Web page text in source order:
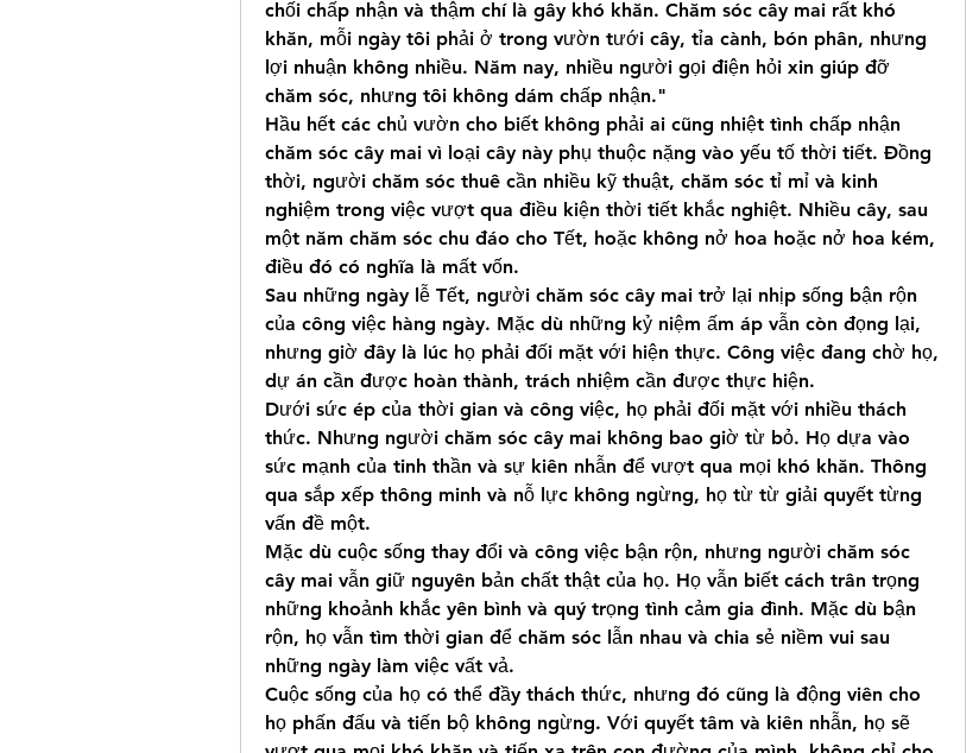
chối chấp nhận và thậm chí là gây khó khăn. Chăm sóc cây mai rất khó
khăn, mỗi ngày tôi phải ở trong vườn tưới cây, tỉa cành, bón phân, nhưng
lợi nhuận không nhiều. Năm nay, nhiều người gọi điện hỏi xin giúp đỡ
chăm sóc, nhưng tôi không dám chấp nhận."
Hầu hết các chủ vườn cho biết không phải ai cũng nhiệt tình chấp nhận
chăm sóc cây mai vì loại cây này phụ thuộc nặng vào yếu tố thời tiết. Đồng
thời, người chăm sóc thuê cần nhiều kỹ thuật, chăm sóc tỉ mỉ và kinh
nghiệm trong việc vượt qua điều kiện thời tiết khắc nghiệt. Nhiều cây, sau
một năm chăm sóc chu đáo cho Tết, hoặc không nở hoa hoặc nở hoa kém,
điều đó có nghĩa là mất vốn.
Sau những ngày lễ Tết, người chăm sóc cây mai trở lại nhịp sống bận rộn
của công việc hàng ngày. Mặc dù những kỷ niệm ấm áp vẫn còn đọng lại,
nhưng giờ đây là lúc họ phải đối mặt với hiện thực. Công việc đang chờ họ,
dự án cần được hoàn thành, trách nhiệm cần được thực hiện.
Dưới sức ép của thời gian và công việc, họ phải đối mặt với nhiều thách
thức. Nhưng người chăm sóc cây mai không bao giờ từ bỏ. Họ dựa vào
sức mạnh của tinh thần và sự kiên nhẫn để vượt qua mọi khó khăn. Thông
qua sắp xếp thông minh và nỗ lực không ngừng, họ từ từ giải quyết từng
vấn đề một.
Mặc dù cuộc sống thay đổi và công việc bận rộn, nhưng người chăm sóc
cây mai vẫn giữ nguyên bản chất thật của họ. Họ vẫn biết cách trân trọng
những khoảnh khắc yên bình và quý trọng tình cảm gia đình. Mặc dù bận
rộn, họ vẫn tìm thời gian để chăm sóc lẫn nhau và chia sẻ niềm vui sau
những ngày làm việc vất vả.
Cuộc sống của họ có thể đầy thách thức, nhưng đó cũng là động viên cho
họ phấn đấu và tiến bộ không ngừng. Với quyết tâm và kiên nhẫn, họ sẽ